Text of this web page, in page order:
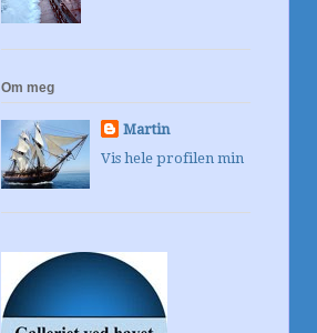
Om meg
Martin
Vis hele profilen min